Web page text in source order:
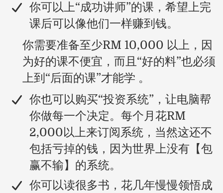
​你可以上“成功讲师”的课，希望上完
课后可以像他们一样赚到钱。
你需要准备至少RM 10,000 以上，因
为好的课不便宜，而且“好的料”也必须
上到“后面的课”才能学 。
你也可以购买“投资系统”，让电脑帮
你做每一个决定。每个月花RM
2,000以上来订阅系统，当然这还不
包括亏掉的钱，因为世界上没有【包
赢不输】的系统。
​你可以读很多书，花几年慢慢领悟成